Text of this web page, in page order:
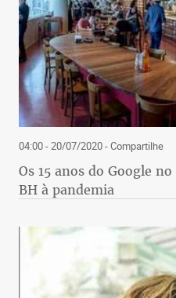
04:00 - 20/07/2020- Compartilhe
Os 15 anos do Google
BH à pandemia